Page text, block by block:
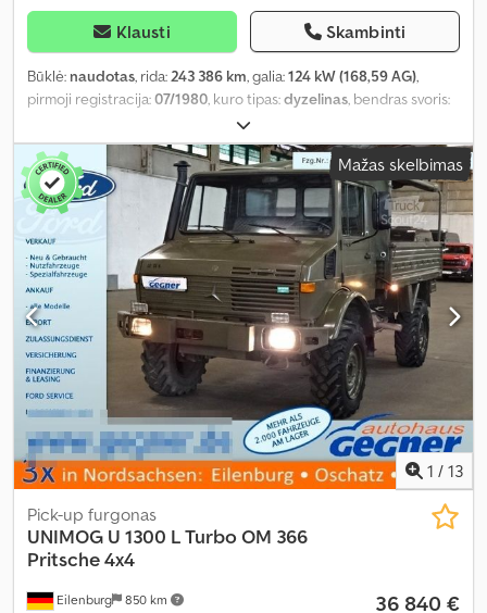
Klausti Skambinti
Būklė: naudotas, rida:243 386 km, galia:124 kW (168,59 AG),
pirmoji registracija:07/1980, kuro tipas:dyzelinas, bendras svoris:
2 ašys
tipas:mechaninis, Įranga:patyrė avariją,
Mažas skelbimas
1 / 13
Eilenburg 850 km
Pick-up furgonas
UNIMOG U 1300 L Turbo OM 366
Pritsche 4x4
36 840 €